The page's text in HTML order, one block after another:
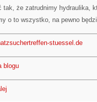
tak, że zatrudnimy hydraulika,
o to wszystko, na pewno
stuessel.de
blogu